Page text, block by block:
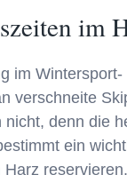
im
im
verschneite
denn die
ein